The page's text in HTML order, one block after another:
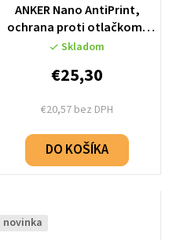
ANKER Nano AntiPrint,
ochrana proti otlačkom,
500 ml
Skladom
€20,57 bez DPH
€25,30
DO KOŠÍKA
novinka